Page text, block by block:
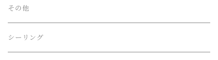
Artemide （アルテミデ）
FLOS （フロス）
Isamu Noguchi / イサム・ノグチ
Philippe Starck / フィリップ・スタルク
その他
シーリング